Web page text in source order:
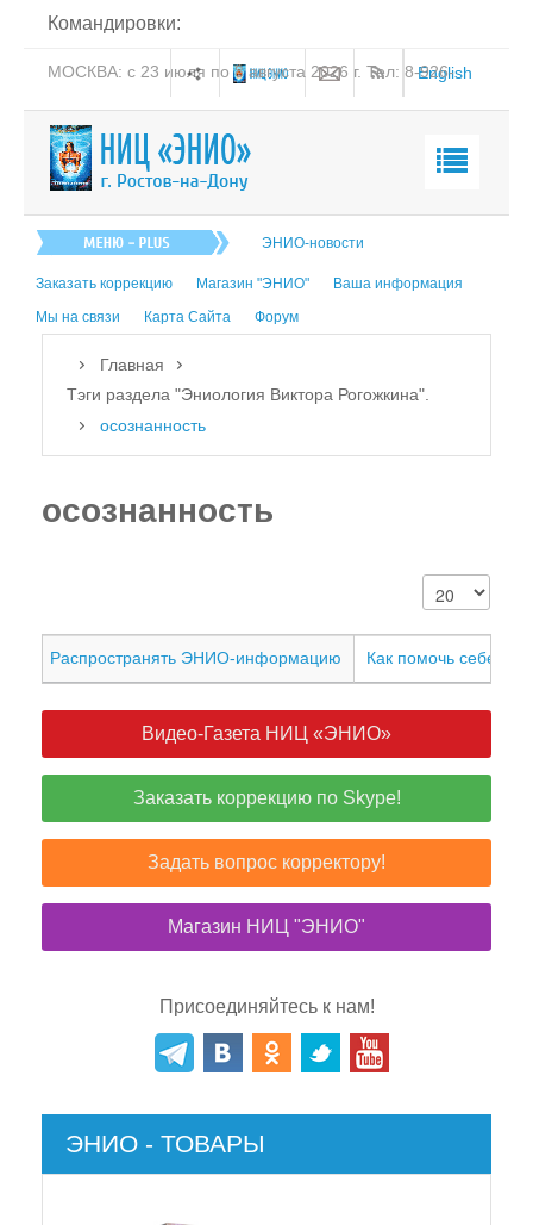
Командировки:
МОСКВА: с 23 июля по 8 августа 2026 г. Тел: 8-926-
English
Книга
Обучение
Представители
ЭНИО-новости
Заказать коррекцию Магазин "ЭНИО"
Ваша информация
Мы на связи
Карта Сайта Форум
Главная
Тэги раздела "Эниология Виктора Рогожкина".
осознанность
осознанность
Распространять ЭНИО-информацию Как помочь себе и
Видео-Газета НИЦ «ЭНИО»
Заказать коррекцию по Skype!
Задать вопрос корректору!
Магазин НИЦ "ЭНИО"
Присоединяйтесь к нам!
ЭНИО - ТОВАРЫ